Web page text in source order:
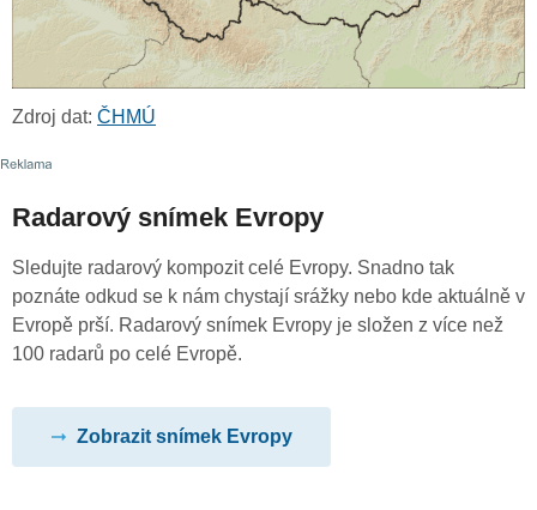
Zdroj dat: ČHMÚ
Radarový snímek Evropy
Sledujte radarový kompozit celé Evropy. Snadno tak
poznáte odkud se k nám chystají srážky nebo kde aktuálně v
Evropě prší. Radarový snímek Evropy je složen z více než
100 radarů po celé Evropě.
Zobrazit snímek Evropy